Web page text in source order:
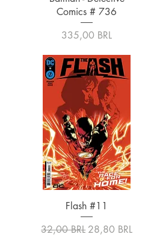
Comics # 736
Precio
335,00 BRL
Vista rápida
Flash #11
Precio
32,00 BRL Precio de oferta
28,80 BRL